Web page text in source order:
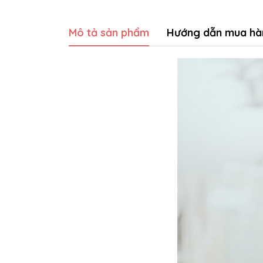
Mô tả sản phẩm Hướng dẫn mua